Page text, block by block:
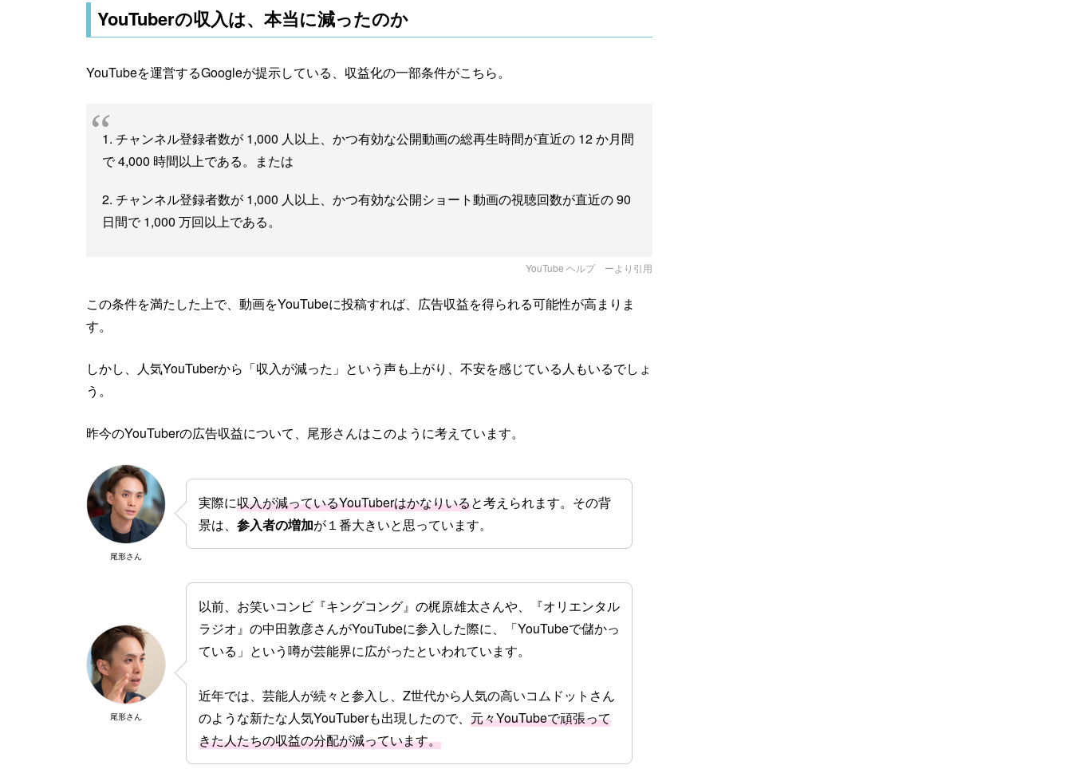
YouTuberの収入は、本当に減ったのか
YouTubeを運営するGoogleが提示している、収益化の一部条件がこちら。
1. チャンネル登録者数が 1,000 人以上、かつ有効な公開動画の総再生時間が直近の 12 か月間
で 4,000 時間以上である。または
2. チャンネル登録者数が 1,000 人以上、かつ有効な公開ショート動画の視聴回数が直近の 90
日間で 1,000 万回以上である。
YouTube ヘルプーより引用
この条件を満たした上で、動画をYouTubeに投稿すれば、広告収益を得られる可能性が高まりま
す。
しかし、人気YouTuberから「収入が減った」という声も上がり、不安を感じている人もいるでしょ
う。
昨今のYouTuberの広告収益について、尾形さんはこのように考えています。
尾形さん
実際に収入が減っているYouTuberはかなりいると考えられます。その背
景は、 参入者の増加が１番大きいと思っています。
尾形さん
以前、お笑いコンビ『キングコング』の梶原雄太さんや、『オリエンタル
ラジオ』の中田敦彦さんがYouTubeに参入した際に、「YouTubeで儲かっ
ている」という噂が芸能界に広がったといわれています。
近年では、芸能人が続々と参入し、Z世代から人気の高いコムドットさん
のような新たな人気YouTuberも出現したので、 元々YouTubeで頑張って
きた人たちの収益の分配が減っています。